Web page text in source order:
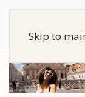
Skip to